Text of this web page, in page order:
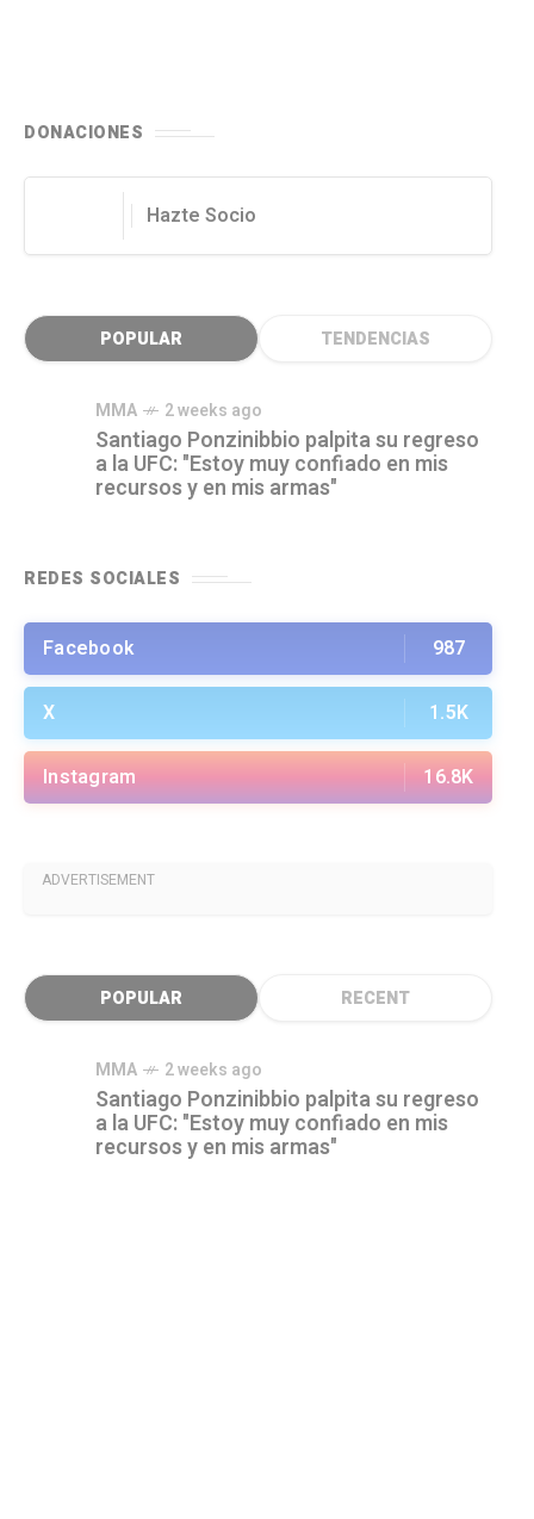
DONACIONES
Hazte Socio
POPULAR TENDENCIAS
MMA 2 weeks ago
Santiago Ponzinibbio palpita su regreso
a la UFC: "Estoy muy confiado en mis
recursos y en mis armas"
REDES SOCIALES
Facebook 987
X 1.5K
Instagram 16.8K
ADVERTISEMENT
POPULAR RECENT
MMA 2 weeks ago
Santiago Ponzinibbio palpita su regreso
a la UFC: "Estoy muy confiado en mis
recursos y en mis armas"